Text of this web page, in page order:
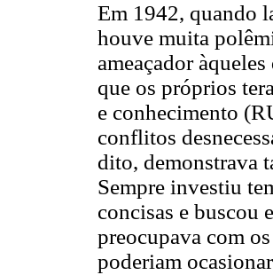
Em 1942, quando
houve muita
ameaçador
que os próprios
e conhecimento
conflitos
dito, demonstrava
Sempre investiu
concisas e buscou
preocupava com
poderiam